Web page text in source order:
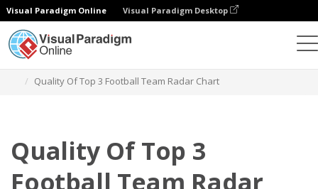
Visual Paradigm Online Visual Paradigm Desktop
Quality Of Top 3 Football Team Radar Chart
Quality Of Top 3
Football Team Radar